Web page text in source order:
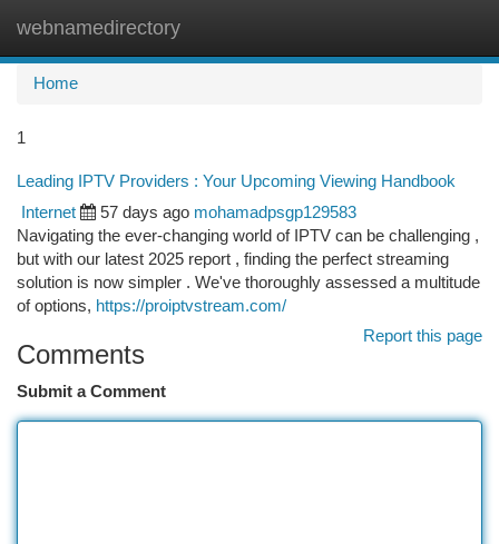
webnamedirectory
Home
1
Leading IPTV Providers : Your Upcoming Viewing Handbook
Internet 57 days ago mohamadpsgp129583
Navigating the ever-changing world of IPTV can be challenging ,
but with our latest 2025 report , finding the perfect streaming
solution is now simpler . We've thoroughly assessed a multitude
of options, https://proiptvstream.com/
Report this page
Comments
Submit a Comment